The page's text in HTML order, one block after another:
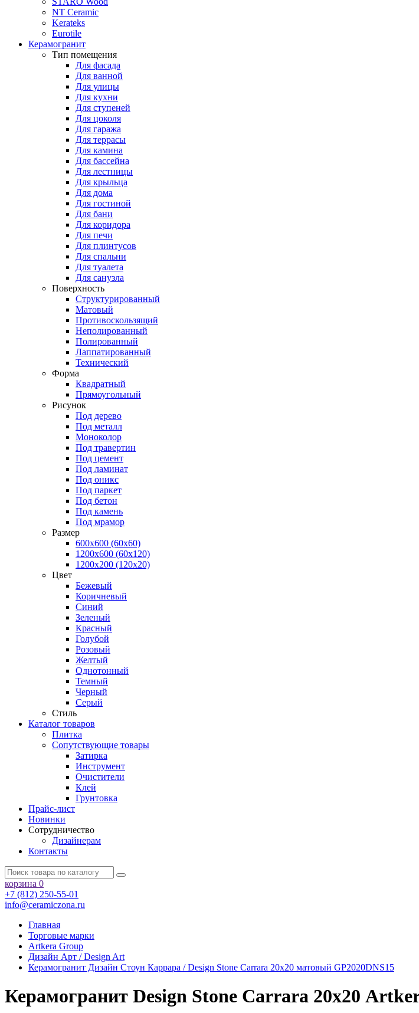
NT Ceramic
Kerateks
Eurotile
Керамогранит
Тип помещения
Для фасада
Для ванной
Для улицы
Для кухни
Для ступеней
Для цоколя
Для гаража
Для террасы
Для камина
Для бассейна
Для лестницы
Для крыльца
Для дома
Для гостиной
Для бани
Для коридора
Для печи
Для плинтусов
Для спальни
Для туалета
Для санузла
Поверхность
Структурированный
Матовый
Противоскользящий
Неполированный
Полированный
Лаппатированный
Технический
Форма
Квадратный
Прямоугольный
Рисунок
Под дерево
Под металл
Моноколор
Под травертин
Под цемент
Под ламинат
Под оникс
Под паркет
Под бетон
Под камень
Под мрамор
Размер
600х600 (60х60)
1200х600 (60х120)
1200х200 (120x20)
Цвет
Бежевый
Коричневый
Синий
Зеленый
Красный
Голубой
Розовый
Желтый
Однотонный
Темный
Черный
Серый
Стиль
Каталог товаров
Плитка
Сопутствующие товары
Затирка
Инструмент
Очистители
Клей
Грунтовка
Прайс-лист
Новинки
Сотрудничество
Дизайнерам
Контакты
корзина 0
+7 (812) 250-55-01
info@ceramiczona.ru
Главная
Торговые марки
Artkera Group
Дизайн Арт / Design Art
Керамогранит Дизайн Стоун Каррара / Design Stone Carrara 20х20 матовый GP2020DNS15
Керамогранит Design Stone Carrara 20х20